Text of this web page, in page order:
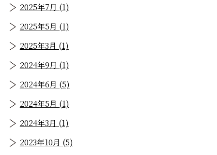
2025年7月 (1)
2025年5月 (1)
2025年3月 (1)
2024年9月 (1)
2024年6月 (5)
2024年5月 (1)
2024年3月 (1)
2023年10月 (5)